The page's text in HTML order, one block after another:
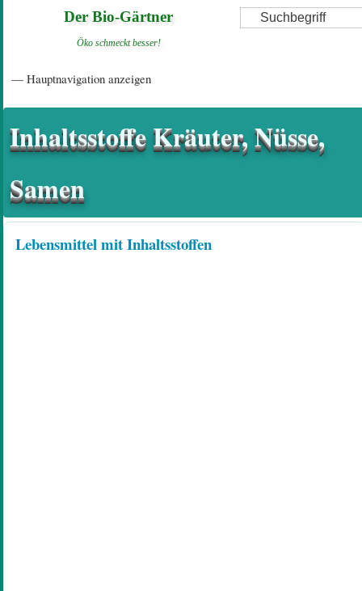
Suche
Der Bio-Gärtner
Öko schmeckt besser!
— Hauptnavigation anzeigen
Inhaltsstoffe Kräuter, Nüsse,
Samen
Lebensmittel mit Inhaltsstoffen